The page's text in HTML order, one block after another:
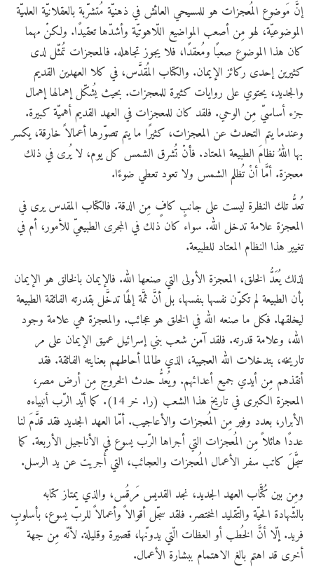
إنَّ مَوضوع المُعجزات هو للمسيحي العائش في ذهنيّة مُتشرّبة بالعقلانيّة العلميّة
الموضوعيّة، لهو مِن أصعب المواضيع اللّاهوتيّة وأشدّها تعقيدًا. ولكنْ مهما
كان هذا الموضوع صعبًا ومُعقدًا، فلا يجوز تجاهله. فالمعجزات تُمثّل لدى
كثيرين إحدى ركائز الإيمان. والكتاب المُقدَّس، في كلا العهدين القديم
والجديد، يحتوي على روايات كثيرة للمعجزات. بحيث يُشكّل إهمالها إهمال
جزء أساسيّ مِن الوحي. فلقد كان للمعجزات في العهد القديم أهميّة كبيرة.
وعندما يتم التحدث عن المعجزات، كثيرًا ما يتم تصوّرها أعمالاً خارقة، يكسر
بها اللهُ نظامَ الطبيعة المعتاد. فأنْ تُشرق الشمس كل يوم، لا يُرى في ذلك
معجزة. أمَّا أنْ تُظلم الشمس ولا تعود تعطي ضوءًا.
تُعدُّ تلك النظرة ليست على جانبٍ كافٍ مِن الدقة. فالكتاب المقدس يرى في
المعجزة علامة تدخل الله. سواء كان ذلك في المجرى الطبيعيّ للأمور، أم في
تغيير هذا النظام المعتاد للطبيعة.
لذلك يُعَدُّ الخلق، المعجزة الأولى التي صنعها الله. فالإيمان بالخالق هو الإيمان
بأن الطبيعة لم تكوّن نفسها بنفسها، بل أنَّ ثمَّة إلهًا تدخَّل بقدرته الفائقة الطبيعة
ليخلقها. فكل ما صنعه الله في الخلق هو عجائب. والمعجزة هي علامة وجود
الله، وعلامة قدرته. فلقد آمن شعب بني إسرائيل عميق الإيمان على مر
تاريخه، بتدخلات الله العجيبة، الذي طالما أحاطهم بعنايته الفائقة. فقد
أنقذهم مِن أيدي جميع أعدائهم. ويُعدُّ حدث الخروج مِن أرض مصر،
المعجزة الكبرى في تاريخ هذا الشعب (را. خر 14). كما أيّد الرّب أنبياءه
الأبرار، بعدد وفير مِن المُعجزات والأعاجيب. أمّا العهد الجديد فقد قدَّمَ لنا
عددًا هائلاً مِن المُعجزات التي أجراها الرّب يسوع في الأناجيل الأربعة. كما
سجَّلَ كاتب سفر الأعمال المُعجزات والعجائب، التي أُجريت عن يد الرسل.
ومِن بين كُتَّاب العهد الجديد، نجد القديس مَرقُس، والذي يمتاز كتابه
بالشّهادة الحيّة والتّقليد المختصر. فلقد سجّل أقوالاً وأعمالاً للربّ يسوع، بأسلوبٍ
فريد. إلّا أنَّ الخُطب أو العظات الّتي يدونّها، قصيرة وقليلة. لأنّه مِن جهة
أخرى قد اهتم بالغ الاهتمام ببشارة الأعمال.